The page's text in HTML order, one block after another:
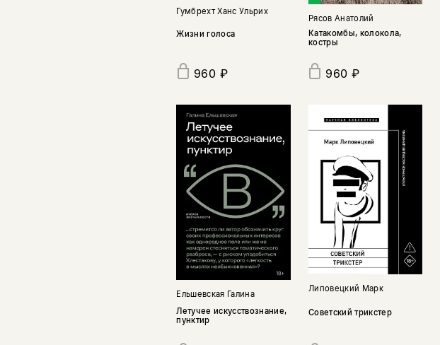
Гумбрехт Ханс Ульрих
Жизни голоса
960 ₽
Рясов Анатолий
Катакомбы, колокола,
костры
960 ₽
Ельшевская Галина
Летучее искусствознание,
пунктир
Липовецкий Марк
Советский трикстер